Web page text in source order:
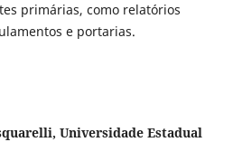
primárias, como relatórios
e portarias.
Universidade Estadual